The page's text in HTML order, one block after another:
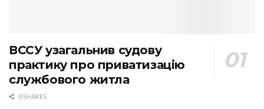
ВССУ узагальнив судову
практику про приватизацію
службового житла
0 SHARES